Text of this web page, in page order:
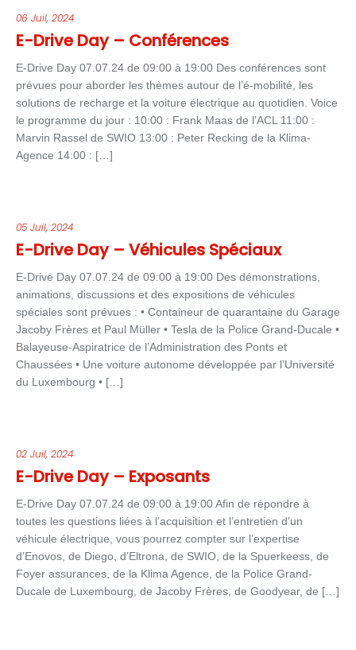
06 Juil, 2024
E-Drive Day – Conférences
E-Drive Day 07.07.24 de 09:00 à 19:00 Des conférences sont
prévues pour aborder les thèmes autour de l’é-mobilité, les
solutions de recharge et la voiture électrique au quotidien. Voice
le programme du jour : 10:00 : Frank Maas de l’ACL 11:00 :
Marvin Rassel de SWIO 13:00 : Peter Recking de la Klima-
Agence 14:00 : […]
05 Juil, 2024
E-Drive Day – Véhicules Spéciaux
E-Drive Day 07.07.24 de 09:00 à 19:00 Des démonstrations,
animations, discussions et des expositions de véhicules
spéciales sont prévues : • Containeur de quarantaine du Garage
Jacoby Frères et Paul Müller • Tesla de la Police Grand-Ducale •
Balayeuse-Aspiratrice de l’Administration des Ponts et
Chaussées • Une voiture autonome développée par l’Université
du Luxembourg • […]
02 Juil, 2024
E-Drive Day – Exposants
E-Drive Day 07.07.24 de 09:00 à 19:00 Afin de répondre à
toutes les questions liées à l’acquisition et l’entretien d’un
véhicule électrique, vous pourrez compter sur l’expertise
d’Enovos, de Diego, d’Eltrona, de SWIO, de la Spuerkeess, de
Foyer assurances, de la Klima Agence, de la Police Grand-
Ducale de Luxembourg, de Jacoby Frères, de Goodyear, de […]